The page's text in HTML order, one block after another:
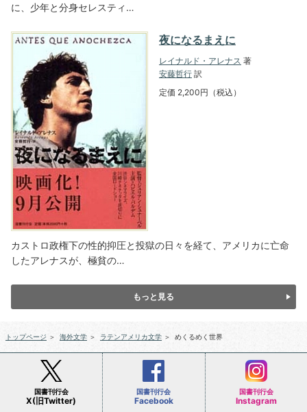
に、少年と分身セレスティ…
夜になるまえに
レイナルド・アレナス 著
安藤哲行 訳
定価 2,200円（税込）
カストロ政権下の性的抑圧と投獄の日々を経て、アメリカに亡命
したアレナスが、極貧の…
もっと見る
トップページ ＞ 海外文学 ＞ ラテンアメリカ文学 ＞ めくるめく世界
国書刊行会
X(旧Twitter)
国書刊行会
Facebook
国書刊行会
Instagram